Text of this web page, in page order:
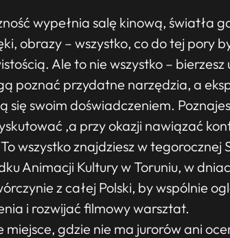
wypełnia salę kinową, światła
obrazy – wszystko, co do tej pory
Ale to nie wszystko –
poznać przydatne narzędzia, a
się swoim doświadczeniem.
,a przy okazji nawiązać
wszystko znajdziesz w tegorocznej
Animacji Kultury w Toruniu, w
z całej Polski, by wspólnie
i rozwijać filmowy warsztat.
gdzie nie ma jurorów ani